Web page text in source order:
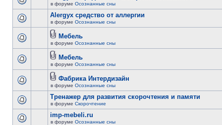
в форуме Осознанные сны
Alergyx средство от аллергии
в форуме Осознанные сны
Мебель
в форуме Осознанные сны
Мебель
в форуме Осознанные сны
Фабрика Интердизайн
в форуме Осознанные сны
Тренажер для развития скорочтения и памяти
в форуме Скорочтение
imp-mebeli.ru
в форуме Осознанные сны